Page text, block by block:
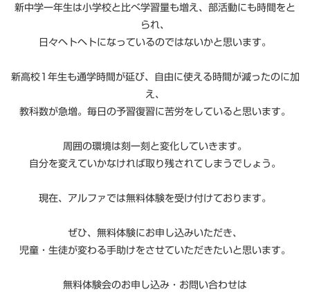
新中学一年生は小学校と比べ学習量も増え、部活動にも時間をと
られ、
日々ヘトヘトになっているのではないかと思います。
新高校1年生も通学時間が延び、自由に使える時間が減ったのに加
え、
教科数が急増。毎日の予習復習に苦労をしていると思います。
周囲の環境は刻一刻と変化していきます。
自分を変えていかなければ取り残されてしまうでしょう。
現在、アルファでは無料体験を受け付けております。
ぜひ、無料体験にお申し込みいただき、
児童・生徒が変わる手助けをさせていただきたいと思います。
無料体験会のお申し込み・お問い合わせは